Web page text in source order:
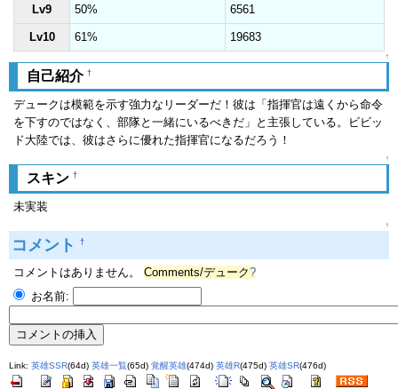
Lv9 50% 6561
Lv10 61% 19683
↑
自己紹介 †
デュークは模範を示す強力なリーダーだ！彼は「指揮官は遠くから命令
を下すのではなく、部隊と一緒にいるべきだ」と主張している。ビビッ
ド大陸では、彼はさらに優れた指揮官になるだろう！
↑
スキン †
未実装
↑
コメント †
コメントはありません。 Comments/デューク?
お名前:
Link: 英雄SSR(64d) 英雄一覧(65d) 覚醒英雄(474d) 英雄R(475d) 英雄SR(476d)